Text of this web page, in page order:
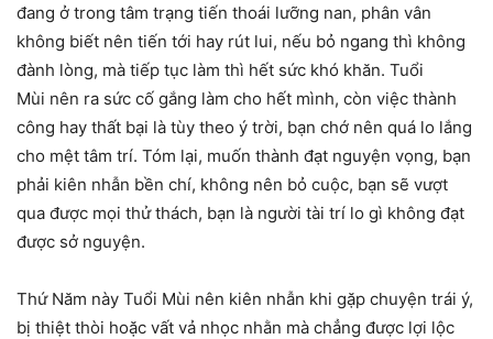
đang ở trong tâm trạng tiến thoái lưỡng nan, phân vân
không biết nên tiến tới hay rút lui, nếu bỏ ngang thì không
đành lòng, mà tiếp tục làm thì hết sức khó khăn. Tuổi
Mùi nên ra sức cố gắng làm cho hết mình, còn việc thành
công hay thất bại là tùy theo ý trời, bạn chớ nên quá lo lắng
cho mệt tâm trí. Tóm lại, muốn thành đạt nguyện vọng, bạn
phải kiên nhẫn bền chí, không nên bỏ cuộc, bạn sẽ vượt
qua được mọi thử thách, bạn là người tài trí lo gì không đạt
được sở nguyện.
Thứ Năm này Tuổi Mùi nên kiên nhẫn khi gặp chuyện trái ý,
bị thiệt thòi hoặc vất vả nhọc nhằn mà chẳng được lợi lộc